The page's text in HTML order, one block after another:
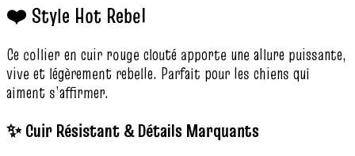
❤️ Style Hot Rebel
Ce collier en cuir rouge clouté apporte une allure puissante,
vive et légèrement rebelle. Parfait pour les chiens qui
aiment s’affirmer.
✨ Cuir Résistant & Détails Marquants